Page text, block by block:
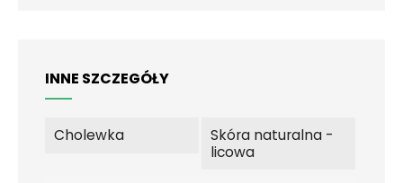
INNE SZCZEGÓŁY
Cholewka
Skóra naturalna -
licowa